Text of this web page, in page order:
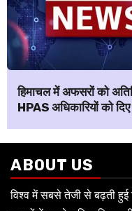
हिमाचल में अफसरों को
HPAS अधिकारियों को
ABOUT US
विश्व में सबसे तेजी से बढ़ती हुई